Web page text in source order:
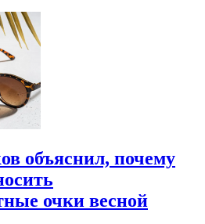
объяснил, почему
очки весной